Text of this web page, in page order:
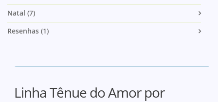
Natal (7)
Resenhas (1)
Linha Tênue do Amor por